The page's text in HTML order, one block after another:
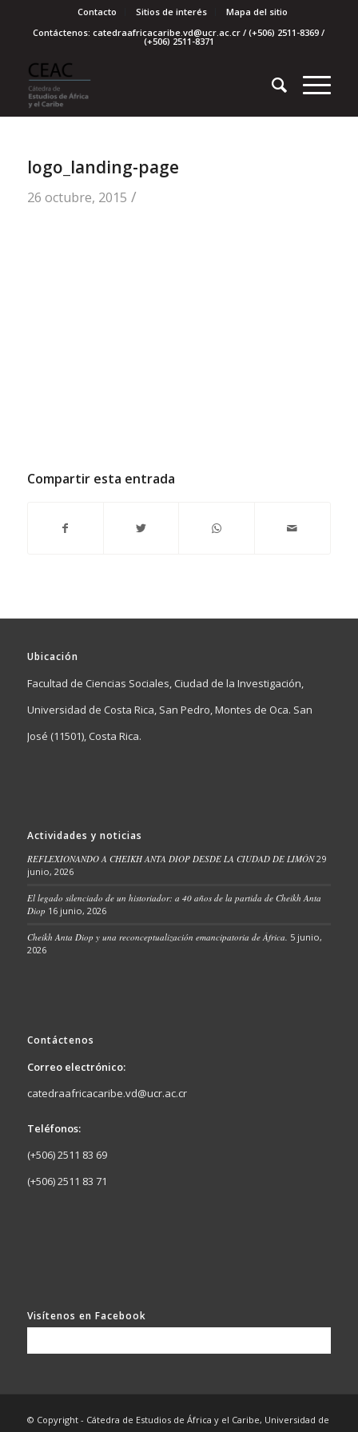
Contacto Sitios de interés
Mapa del sitio
Contáctenos: catedraafricacaribe.vd@ucr.ac.cr / (+506) 2511-8369 /
(+506) 2511-8371
logo_landing-page
26 octubre, 2015 /
Compartir esta entrada
Ubicación
Facultad de Ciencias Sociales, Ciudad de la Investigación,
Universidad de Costa Rica, San Pedro, Montes de Oca. San
José (11501), Costa Rica.
Actividades y noticias
REFLEXIONANDO A CHEIKH ANTA DIOP DESDE LA CIUDAD DE LIMÓN 29
junio, 2026
El legado silenciado de un historiador: a 40 años de la partida de Cheikh Anta
Diop 16 junio, 2026
Cheikh Anta Diop y una reconceptualización emancipatoria de África. 5 junio,
2026
Contáctenos
Correo electrónico:
catedraafricacaribe.vd@ucr.ac.cr
Teléfonos:
(+506) 2511 83 69
(+506) 2511 83 71
Visítenos en Facebook
© Copyright - Cátedra de Estudios de África y el Caribe, Universidad de